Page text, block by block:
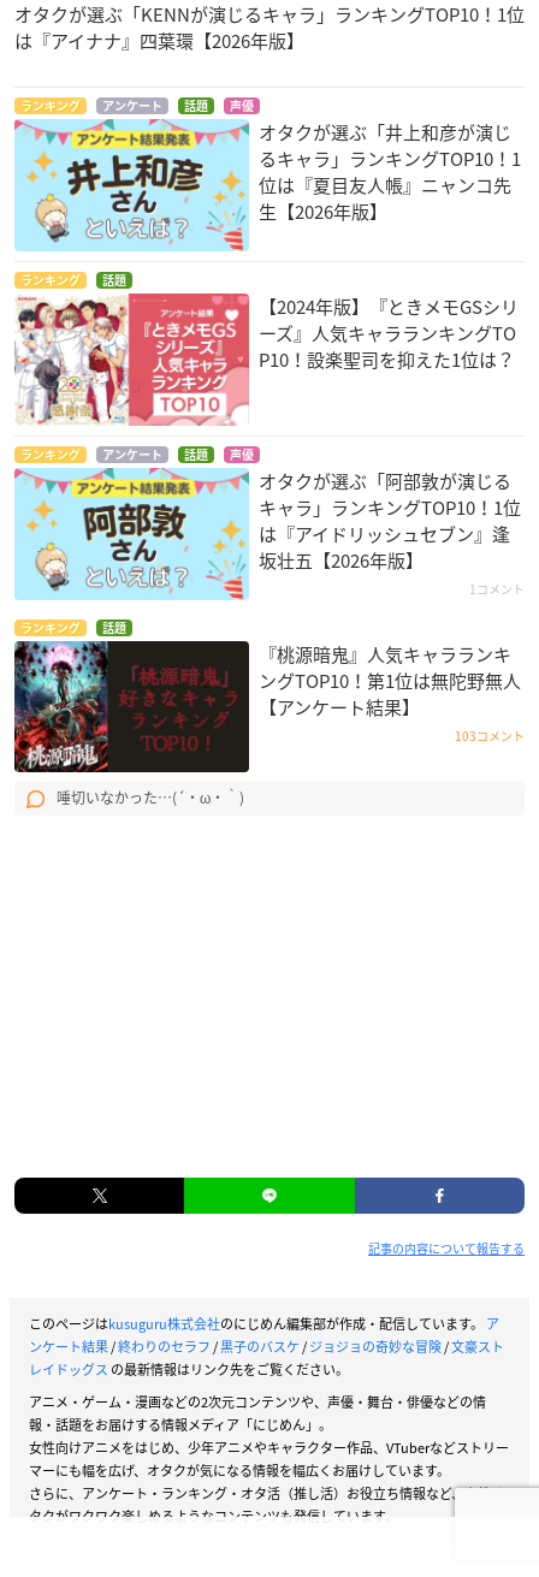
オタクが選ぶ「KENNが演じるキャラ」ランキングTOP10！1位
は『アイナナ』四葉環【2026年版】
ランキング アンケート 話題 声優
オタクが選ぶ「井上和彦が演じ
るキャラ」ランキングTOP10！1
位は『夏目友人帳』ニャンコ先
生【2026年版】
ランキング 話題
【2024年版】『ときメモGSシリ
ーズ』人気キャラランキングTO
P10！設楽聖司を抑えた1位は？
ランキング アンケート 話題 声優
オタクが選ぶ「阿部敦が演じる
キャラ」ランキングTOP10！1位
は『アイドリッシュセブン』逢
坂壮五【2026年版】
1コメント
ランキング 話題
『桃源暗鬼』人気キャラランキ
ングTOP10！第1位は無陀野無人
【アンケート結果】
103コメント
唾切いなかった…(´・ω・｀)
記事の内容について報告する
このページはkusuguru株式会社のにじめん編集部が作成・配信しています。 ア
ンケート結果/終わりのセラフ/黒子のバスケ/ジョジョの奇妙な冒険/文豪スト
レイドッグス の最新情報はリンク先をご覧ください。
アニメ・ゲーム・漫画などの2次元コンテンツや、声優・舞台・俳優などの情
報・話題をお届けする情報メディア「にじめん」。
女性向けアニメをはじめ、少年アニメやキャラクター作品、VTuberなどストリー
マーにも幅を広げ、オタクが気になる情報を幅広くお届けしています。
さらに、アンケート・ランキング・オタ活（推し活）お役立ち情報など、女性オ
タクがワクワク楽しめるようなコンテンツも発信しています。